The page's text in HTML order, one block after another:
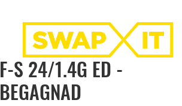
S 24/1.4G ED -